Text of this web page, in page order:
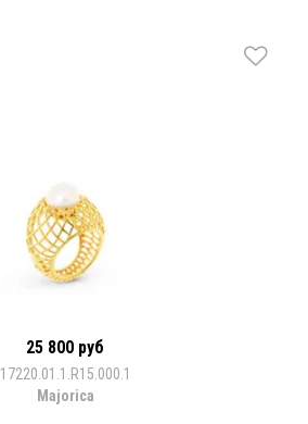
25 800 руб
17220.01.1.R15.000.1
Majorica